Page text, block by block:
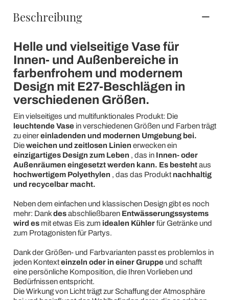
Beschreibung
Helle und vielseitige Vase für
Innen- und Außenbereiche in
farbenfrohem und modernem
Design mit E27-Beschlägen in
verschiedenen Größen.
Ein vielseitiges und multifunktionales Produkt: Die
leuchtende Vasein verschiedenen Größen und Farben trägt
zu einereinladenden und modernen Umgebung bei.
Dieweichen und zeitlosen Linien erwecken ein
einzigartiges Design zum Leben , das in Innen- oder
Außenräumen eingesetzt werden kann. Es bestehtaus
hochwertigem Polyethylen , das das Produkt nachhaltig
und recycelbar macht.
Neben dem einfachen und klassischen Design gibt es noch
mehr: Dankdesabschließbaren Entwässerungssystems
wird esmit etwas Eis zum idealen Kühlerfür Getränke und
zum Protagonisten für Partys.
Dank der Größen- und Farbvarianten passt es problemlos in
jeden Kontexteinzeln oder in einer Gruppeund schafft
eine persönliche Komposition, die Ihren Vorlieben und
Bedürfnissen entspricht.
Die Wirkung von Licht trägt zur Schaffung der Atmosphäre